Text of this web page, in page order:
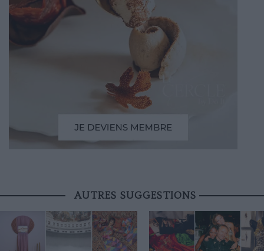
AUTRES SUGGESTIONS